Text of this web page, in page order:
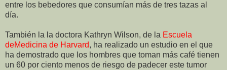
entre los bebedores que consumían más de tres tazas al
día.
También la la doctora Kathryn Wilson, de la Escuela
deMedicina de Harvard, ha realizado un estudio en el que
ha demostrado que los hombres que toman más café tienen
un 60 por ciento menos de riesgo de padecer este tumor